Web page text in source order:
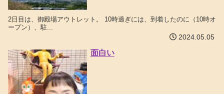
2日目は、御殿場アウトレット。 10時過ぎには、到着したのに（10時オ
ープン）、駐...
2024.05.05
面白い